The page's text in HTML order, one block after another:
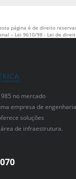
página é de direito
– Lei 9610/98 - Lei de
no mercado
empresa de engenharia
soluções
de infraestrutura.